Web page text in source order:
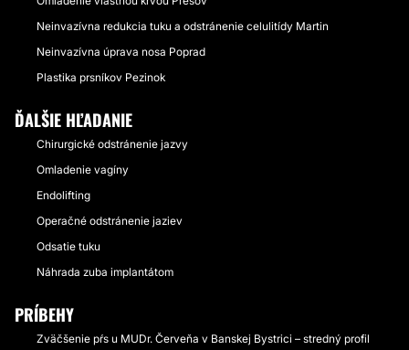
Neinvazívna redukcia tuku a odstránenie celulitídy Martin
Neinvazívna úprava nosa Poprad
Plastika prsníkov Pezinok
ĎALŠIE HĽADANIE
Chirurgické odstránenie jazvy
Omladenie vagíny
Endolifting
Operačné odstránenie jaziev
Odsatie tuku
Náhrada zuba implantátom
PRÍBEHY
Zväčšenie pŕs u MUDr. Červeňa v Banskej Bystrici – stredný profil